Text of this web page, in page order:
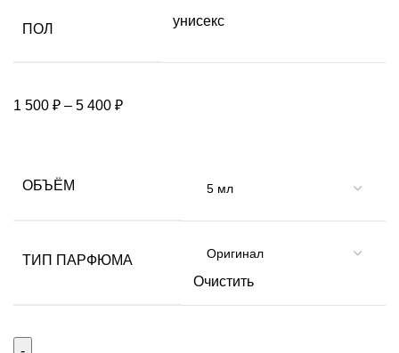
ПОЛ
унисекс
1 500 ₽ – 5 400 ₽
ОБЪЁМ
ТИП ПАРФЮМА
Очистить